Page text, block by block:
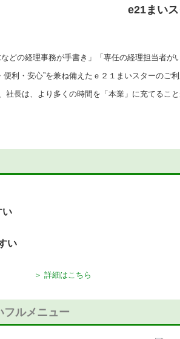
e21まい
どの経理事務が手書き」「専任の経理担当者
利・安心”を兼ね備えたｅ２１まいスターのご
長は、より多くの時間を「本業」に充てること
い
い
＞ 詳細はこちら
フルメニュー